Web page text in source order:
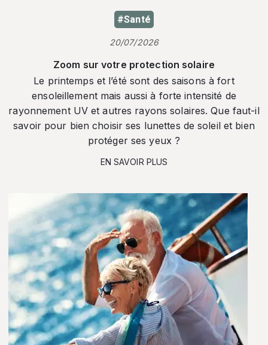
#Santé
20/07/2026
Zoom sur votre protection solaire
Le printemps et l’été sont des saisons à fort
ensoleillement mais aussi à forte intensité de
rayonnement UV et autres rayons solaires. Que faut-il
savoir pour bien choisir ses lunettes de soleil et bien
protéger ses yeux ?
EN SAVOIR PLUS